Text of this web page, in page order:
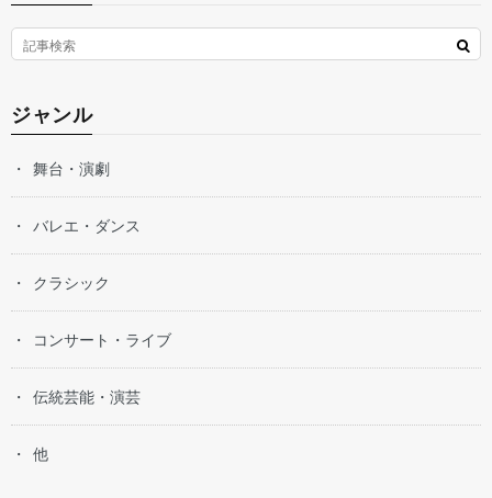
ジャンル
舞台・演劇
バレエ・ダンス
クラシック
コンサート・ライブ
伝統芸能・演芸
他